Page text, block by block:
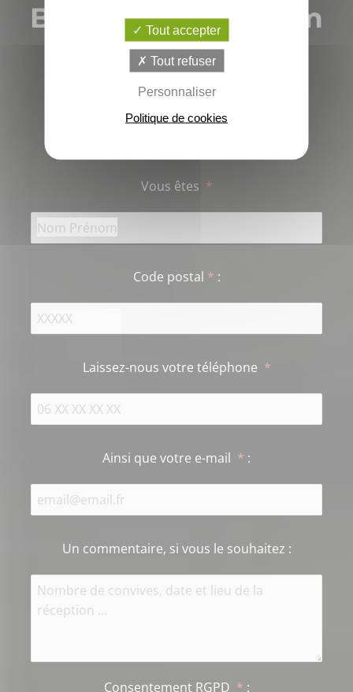
Besoin d'un barnum
événement ?
Parlons en !
*
Code postal * :
*
* :
Un commentaire, si vous le souhaitez :
* :
Tout accepter
Tout refuser
Personnaliser
Politique de cookies